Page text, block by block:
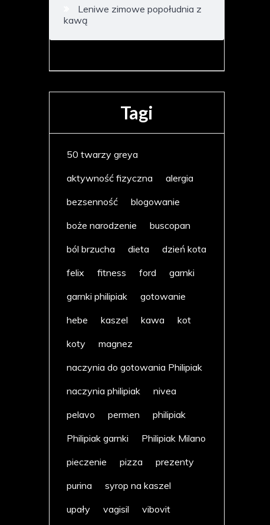
Leniwe zimowe popołudnia z
kawą
Tagi
50 twarzy greya
aktywność fizyczna
alergia
bezsenność
blogowanie
boże narodzenie
buscopan
ból brzucha
dieta
dzień kota
felix
fitness ford
garnki
garnki philipiak
gotowanie
hebe
kaszel kawa
kot
koty
magnez
naczynia do gotowania Philipiak
naczynia philipiak
nivea
pelavo
permen
philipiak
Philipiak garnki
Philipiak Milano
pieczenie
pizza
prezenty
purina
syrop na kaszel
upały
vagisil vibovit